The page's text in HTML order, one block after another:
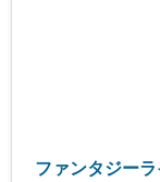
ファンタジー